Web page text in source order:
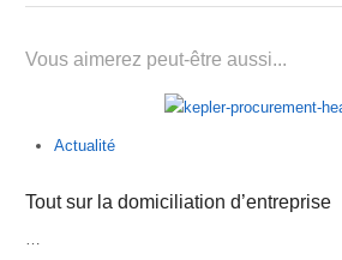
Vous aimerez peut-être aussi...
Actualité
Tout sur la domiciliation d’entreprise
…